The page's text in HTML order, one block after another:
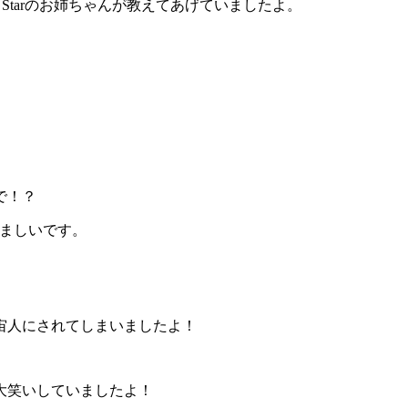
のお姉ちゃんが教えてあげていましたよ。
！？
しいです。
にされてしまいましたよ！
いしていましたよ！